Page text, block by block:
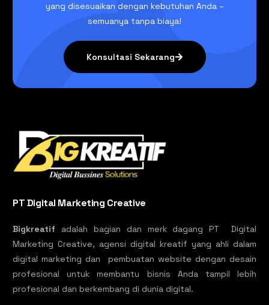
yang disesuaikan dengan kebutuhan Anda –
semuanya tanpa biaya!
Konsultasi Sekarang
PT Digital Marketing Creative
Bigkreatif adalah bagian dan merk dagang PT Digital
Marketing Creative, agensi digital kreatif yang ahli dalam
digital marketing dan pembuatan website dengan desain
profesional untuk membantu bisnis Anda tampil lebih
profesional dan berkembang di dunia digital.